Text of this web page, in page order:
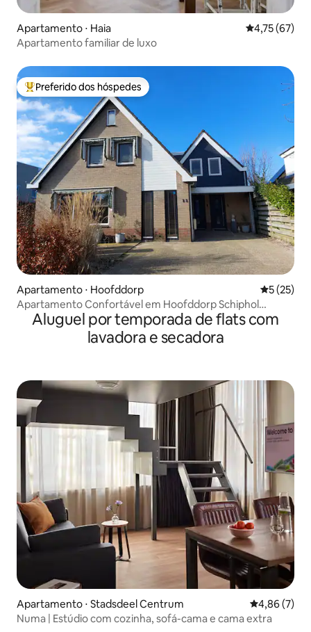
Apartamento ⋅ Haia 4,75 de uma
4,75 (67)
Apartamento familiar de luxo
Entre os melhores preferidos dos hóspedes
Preferido dos hóspedes
Apartamento ⋅ Hoofddorp 5 de uma
5 (25)
Apartamento Confortável em Hoofddorp Schiphol
Amsterdã
Aluguel por temporada de flats com
lavadora e secadora
Apartamento ⋅ Stadsdeel Centrum 4,86 de uma
4,86 (7)
Numa | Estúdio com cozinha, sofá-cama e cama extra